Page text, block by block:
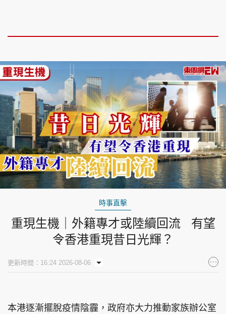
時事直擊
重現生機｜外籍專才或陸續回流 有望
令香港重現昔日光輝？
更新時間：16:24 2026-08-06
本港逐漸擺脫疫情陰霾，政府亦大力推動家族辦公室